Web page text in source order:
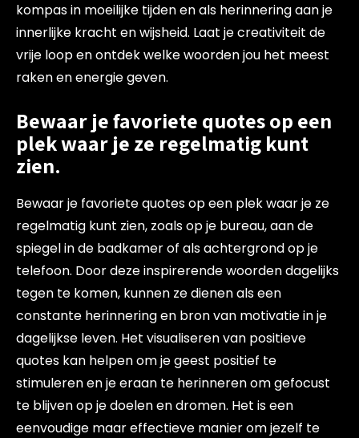
kompas in moeilijke tijden en als herinnering aan je
innerlijke kracht en wijsheid. Laat je creativiteit de
vrije loop en ontdek welke woorden jou het meest
raken en energie geven.
Bewaar je favoriete quotes op een
plek waar je ze regelmatig kunt
zien.
Bewaar je favoriete quotes op een plek waar je ze
regelmatig kunt zien, zoals op je bureau, aan de
spiegel in de badkamer of als achtergrond op je
telefoon. Door deze inspirerende woorden dagelijks
tegen te komen, kunnen ze dienen als een
constante herinnering en bron van motivatie in je
dagelijkse leven. Het visualiseren van positieve
quotes kan helpen om je geest positief te
stimuleren en je eraan te herinneren om gefocust
te blijven op je doelen en dromen. Het is een
eenvoudige maar effectieve manier om jezelf te